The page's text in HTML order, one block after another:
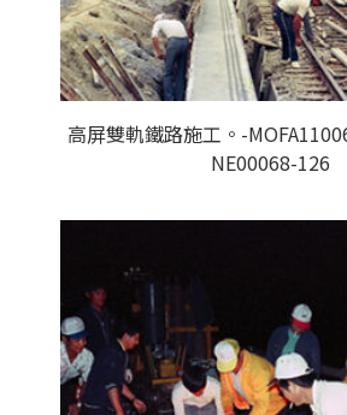
高屏雙軌鐵路施工。-
NE00068-126